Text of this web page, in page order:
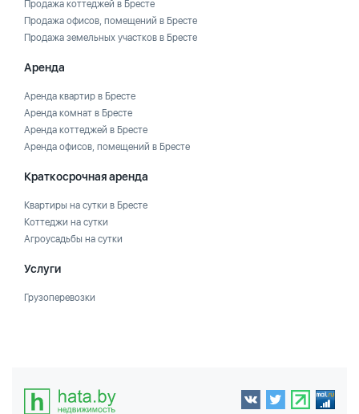
Продажа коттеджей в Бресте
Продажа офисов, помещений в Бресте
Продажа земельных участков в Бресте
Аренда
Аренда квартир в Бресте
Аренда комнат в Бресте
Аренда коттеджей в Бресте
Аренда офисов, помещений в Бресте
Краткосрочная аренда
Квартиры на сутки в Бресте
Коттеджи на сутки
Агроусадьбы на сутки
Услуги
Грузоперевозки